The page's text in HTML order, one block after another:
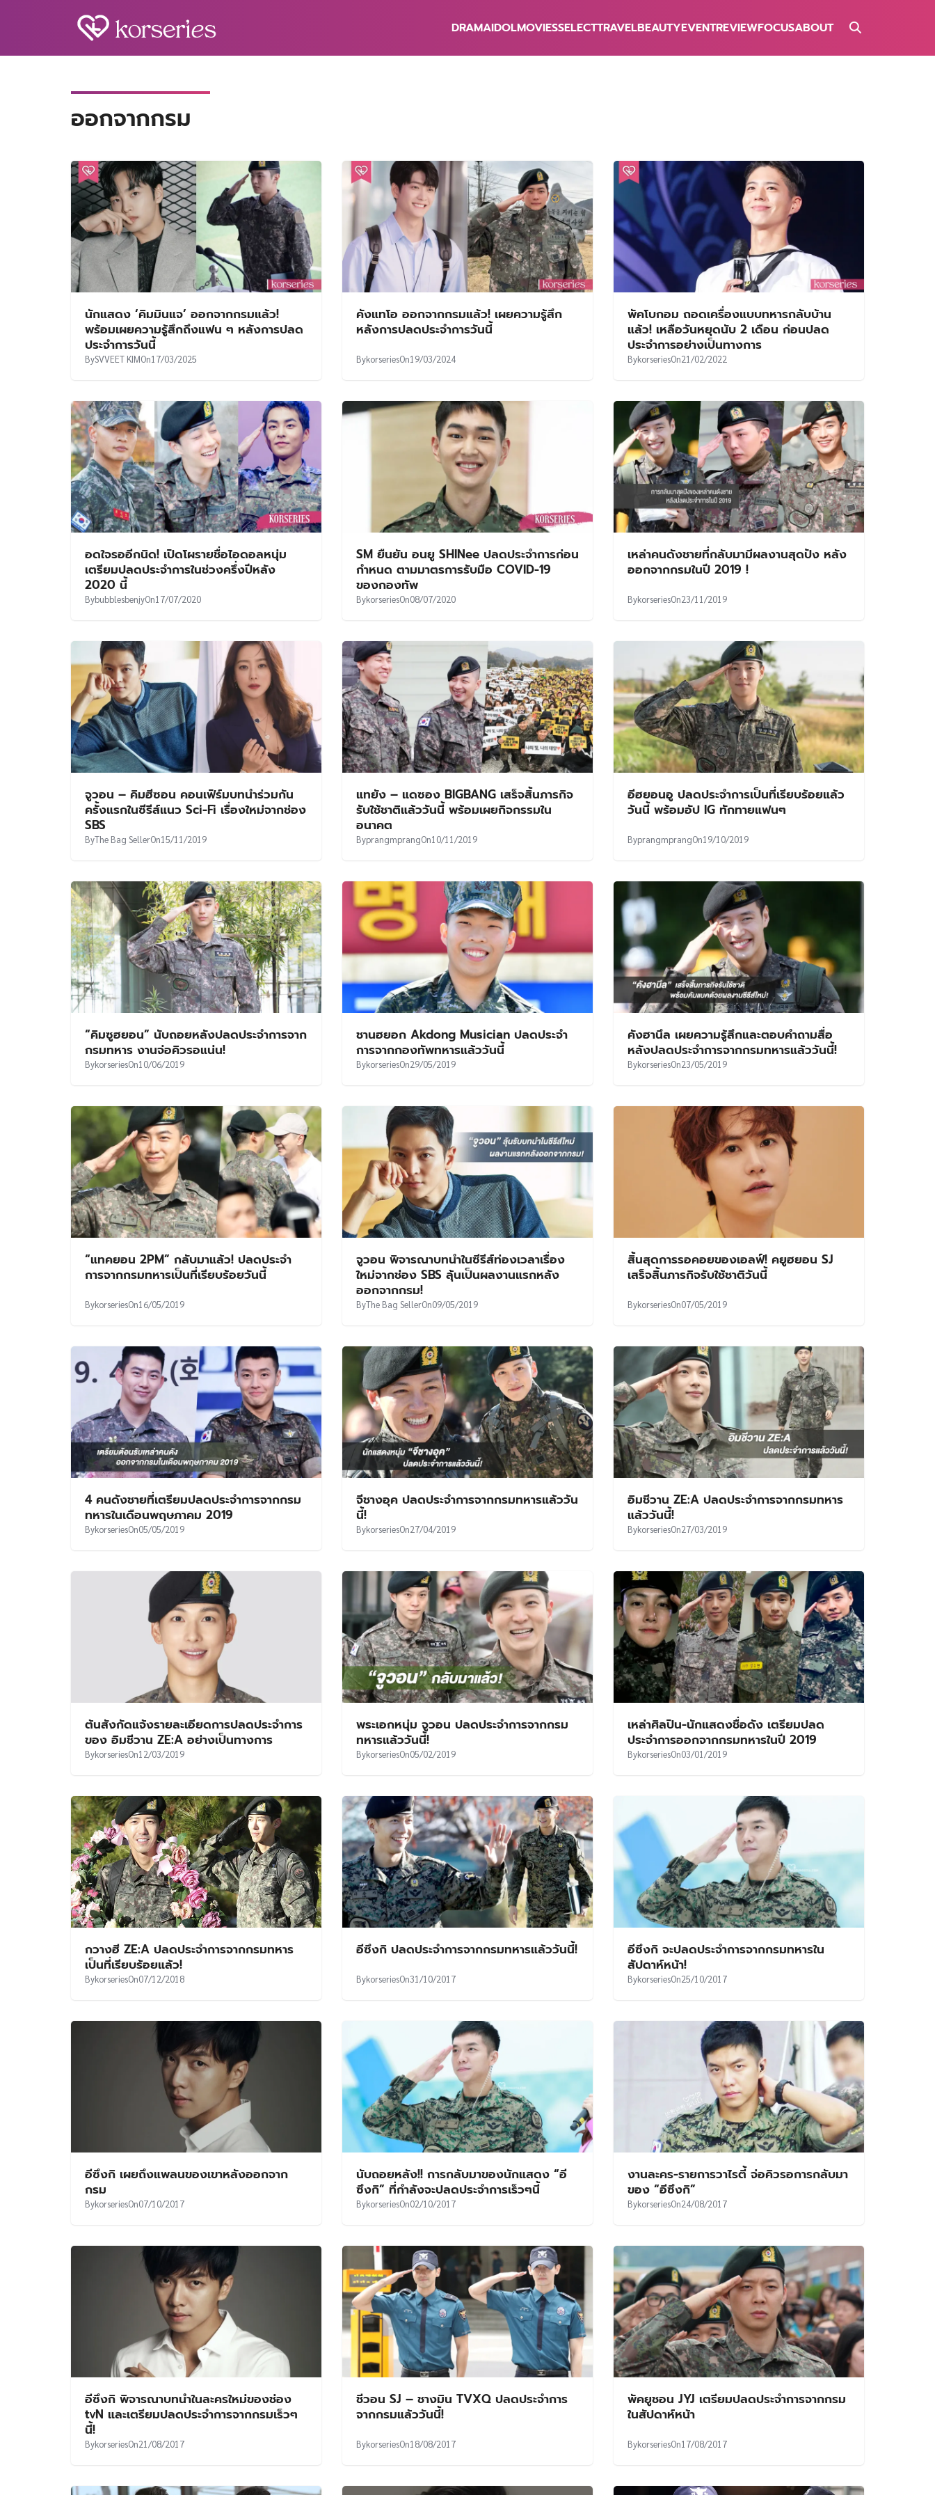
DRAMAIDOLMOVIESSELECTTRAVELBEAUTYEVENTREVIEWFOCUSABOUT
ออกจากกรม
นักแสดง ‘คิมมินแจ’ ออกจากกรมแล้ว!
พร้อมเผยความรู้สึกถึงแฟน ๆ หลังการปลด
ประจำการวันนี้
BySVVEET KIMOn17/03/2025
คังแทโอ ออกจากกรมแล้ว! เผยความรู้สึก
หลังการปลดประจำการวันนี้
BykorseriesOn19/03/2024
พัคโบกอม ถอดเครื่องแบบทหารกลับบ้าน
แล้ว! เหลือวันหยุดนับ 2 เดือน ก่อนปลด
ประจำการอย่างเป็นทางการ
BykorseriesOn21/02/2022
อดใจรออีกนิด! เปิดโผรายชื่อไอดอลหนุ่ม
เตรียมปลดประจำการในช่วงครึ่งปีหลัง
2020 นี้
BybubblesbenjyOn17/07/2020
SM ยืนยัน อนยู SHINee ปลดประจำการก่อน
กำหนด ตามมาตรการรับมือ COVID-19
ของกองทัพ
BykorseriesOn08/07/2020
เหล่าคนดังชายที่กลับมามีผลงานสุดปัง หลัง
ออกจากกรมในปี 2019 !
BykorseriesOn23/11/2019
จูวอน – คิมฮีซอน คอนเฟิร์มบทนำร่วมกัน
ครั้งแรกในซีรีส์แนว Sci-Fi เรื่องใหม่จากช่อง
SBS
ByThe Bag SellerOn15/11/2019
แทยัง – แดซอง BIGBANG เสร็จสิ้นภารกิจ
รับใช้ชาติแล้ววันนี้ พร้อมเผยกิจกรรมใน
อนาคต
ByprangmprangOn10/11/2019
อีฮยอนอู ปลดประจำการเป็นที่เรียบร้อยแล้ว
วันนี้ พร้อมอัป IG ทักทายแฟนๆ
ByprangmprangOn19/10/2019
“คิมซูฮยอน” นับถอยหลังปลดประจำการจาก
กรมทหาร งานจ่อคิวรอแน่น!
BykorseriesOn10/06/2019
ชานฮยอก Akdong Musician ปลดประจำ
การจากกองทัพทหารแล้ววันนี้
BykorseriesOn29/05/2019
คังฮานึล เผยความรู้สึกและตอบคำถามสื่อ
หลังปลดประจำการจากกรมทหารแล้ววันนี้!
BykorseriesOn23/05/2019
“แทคยอน 2PM” กลับมาแล้ว! ปลดประจำ
การจากกรมทหารเป็นที่เรียบร้อยวันนี้
BykorseriesOn16/05/2019
จูวอน พิจารณาบทนำในซีรีส์ท่องเวลาเรื่อง
ใหม่จากช่อง SBS ลุ้นเป็นผลงานแรกหลัง
ออกจากกรม!
ByThe Bag SellerOn09/05/2019
สิ้นสุดการรอคอยของเอลฟ์! คยูฮยอน SJ
เสร็จสิ้นภารกิจรับใช้ชาติวันนี้
BykorseriesOn07/05/2019
4 คนดังชายที่เตรียมปลดประจำการจากกรม
ทหารในเดือนพฤษภาคม 2019
BykorseriesOn05/05/2019
จีชางอุค ปลดประจำการจากกรมทหารแล้ววัน
นี้!
BykorseriesOn27/04/2019
อิมชีวาน ZE:A ปลดประจำการจากกรมทหาร
แล้ววันนี้!
BykorseriesOn27/03/2019
ต้นสังกัดแจ้งรายละเอียดการปลดประจำการ
ของ อิมชีวาน ZE:A อย่างเป็นทางการ
BykorseriesOn12/03/2019
พระเอกหนุ่ม จูวอน ปลดประจำการจากกรม
ทหารแล้ววันนี้!
BykorseriesOn05/02/2019
เหล่าศิลปิน-นักแสดงชื่อดัง เตรียมปลด
ประจำการออกจากกรมทหารในปี 2019
BykorseriesOn03/01/2019
กวางฮี ZE:A ปลดประจำการจากกรมทหาร
เป็นที่เรียบร้อยแล้ว!
BykorseriesOn07/12/2018
อีซึงกิ ปลดประจำการจากกรมทหารแล้ววันนี้!
BykorseriesOn31/10/2017
อีซึงกิ จะปลดประจำการจากกรมทหารใน
สัปดาห์หน้า!
BykorseriesOn25/10/2017
อีซึงกิ เผยถึงแพลนของเขาหลังออกจาก
กรม
BykorseriesOn07/10/2017
นับถอยหลัง!! การกลับมาของนักแสดง “อี
ซึงกิ” ที่กำลังจะปลดประจำการเร็วๆนี้
BykorseriesOn02/10/2017
งานละคร-รายการวาไรตี้ จ่อคิวรอการกลับมา
ของ “อีซึงกิ”
BykorseriesOn24/08/2017
อีซึงกิ พิจารณาบทนำในละครใหม่ของช่อง
tvN และเตรียมปลดประจำการจากกรมเร็วๆ
นี้!
BykorseriesOn21/08/2017
ชีวอน SJ – ชางมิน TVXQ ปลดประจำการ
จากกรมแล้ววันนี้!
BykorseriesOn18/08/2017
พัคยูชอน JYJ เตรียมปลดประจำการจากกรม
ในสัปดาห์หน้า
BykorseriesOn17/08/2017